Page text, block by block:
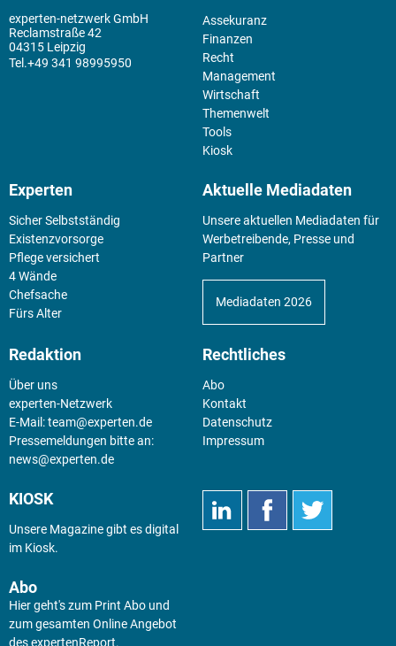
experten-netzwerk GmbH
Reclamstraße 42
04315 Leipzig
+49 341 98995950
Assekuranz
Finanzen
Recht
Management
Wirtschaft
Themenwelt
Tools
Kiosk
Experten
Sicher Selbstständig
Existenz­vorsorge
Pflege versichert
4 Wände
Chefsache
Fürs Alter
Aktuelle Mediadaten
Unsere aktuellen Mediadaten für
Werbetreibende, Presse und
Partner
Mediadaten 2026
Redaktion
Über uns
experten-Netzwerk
E-Mail:team@experten.de
Pressemeldungen bitte an:
news@experten.de
Rechtliches
Abo
Kontakt
Datenschutz
Impressum
KIOSK
Unsere Magazine gibt es digital
im Kiosk.
Abo
Hier geht's zum Print Abo und
zum gesamten Online Angebot
des expertenReport.